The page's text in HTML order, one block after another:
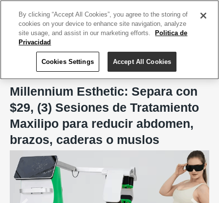
Millennium Esthetic
Millennium Esthetic: Separa con
$29, (3) Sesiones de Tratamiento
Maxilipo para reducir abdomen,
brazos, caderas o muslos
By clicking “Accept All Cookies”, you agree to the storing of
cookies on your device to enhance site navigation, analyze
site usage, and assist in our marketing efforts.
Politica de
Privacidad
Cookies Settings Accept All Cookies